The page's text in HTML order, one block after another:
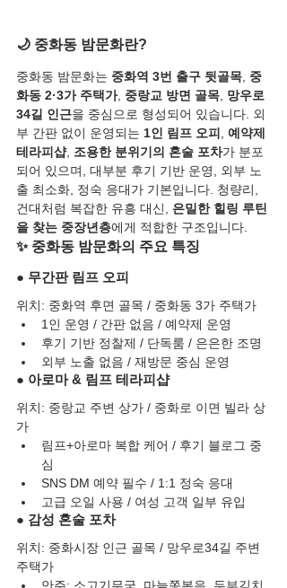
🌙 중화동 밤문화란?
중화동 밤문화는 중화역 3번 출구 뒷골목 중
화동 2·3가 주택가, 중랑교 방면 골목 망우로
34길 인근을 중심으로 형성되어 있습니다. 외
부 간판 없이 운영되는 1인 림프 오피
예약제
테라피샵, 조용한 분위기의 혼술 포차가 분포
되어 있으며, 대부분 후기 기반 운영, 외부 노
출 최소화, 정숙 응대가 기본입니다. 청량리,
건대처럼 복잡한 유흥 대신, 은밀한 힐링 루틴
을 찾는 중장년층에게 적합한 구조입니다.
✨ 중화동 밤문화의 주요 특징
● 무간판 림프 오피
위치: 중화역 후면 골목 / 중화동 3가 주택가
1인 운영 / 간판 없음 / 예약제 운영
후기 기반 정찰제 / 단독룸 / 은은한 조명
외부 노출 없음 / 재방문 중심 운영
● 아로마 & 림프 테라피샵
위치: 중랑교 주변 상가 / 중화로 이면 빌라 상
가
림프+아로마 복합 케어 / 후기 블로그 중
심
SNS DM 예약 필수 / 1:1 정숙 응대
고급 오일 사용 / 여성 고객 일부 유입
● 감성 혼술 포차
위치: 중화시장 인근 골목 / 망우로34길 주변
주택가